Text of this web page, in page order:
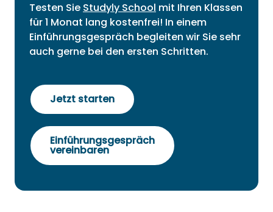
Testen Sie Studyly School mit Ihren Klassen
für 1 Monat lang kostenfrei! In einem
Einführungsgespräch begleiten wir Sie sehr
auch gerne bei den ersten Schritten.
Jetzt starten
Einführungsgespräch
vereinbaren